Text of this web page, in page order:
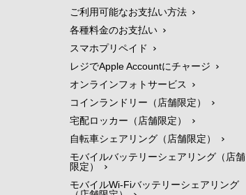
ご利用可能なお支払い方法
各種料金のお支払い
スマホプリペイド
レジでApple Accountにチャージ
オンラインフォトサービス
コインランドリー（店舗限定）
宅配ロッカー（店舗限定）
自転車シェアリング（店舗限定）
モバイルバッテリーシェアリング（店舗
限定）
モバイルWi-Fiバッテリーシェアリング